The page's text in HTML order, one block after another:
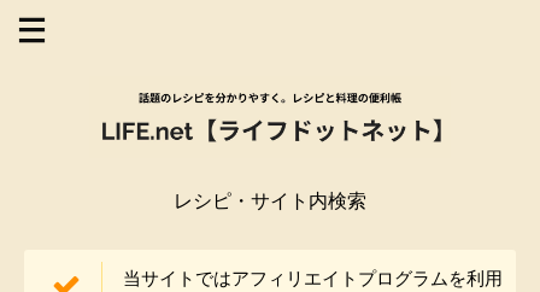
レシピ・サイト内検索
当サイトではアフィリエイトプログラムを利用